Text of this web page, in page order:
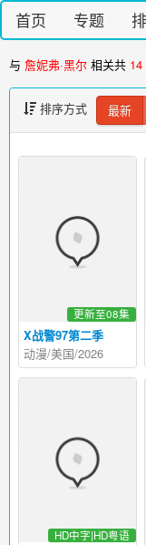
首页 专题
与 詹妮弗·黑尔 相关共 14
排序方式 最新
X战警97第二季
更新至08集
动漫/美国/2026
HD中字|HD粤语